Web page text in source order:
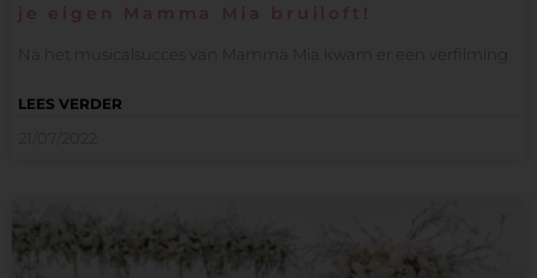
je eigen Mamma Mia bruiloft!
Na het musicalsucces van Mamma Mia kwam er een verfilming
LEES VERDER